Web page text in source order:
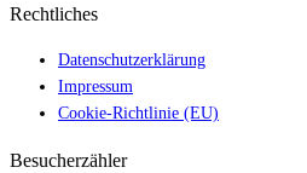
Rechtliches
Datenschutzerklärung
Impressum
Cookie-Richtlinie (EU)
Besucherzähler